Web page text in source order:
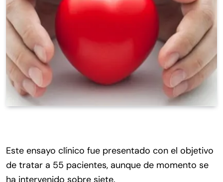
Este ensayo clínico fue presentado con el objetivo
de tratar a 55 pacientes, aunque de momento se
ha intervenido sobre siete.